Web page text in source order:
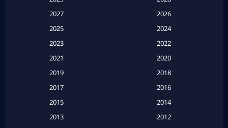
Based on a True Story สร้างจากเรื่องจริง(2)
Based on a True Story เรื่องจริง (20)
2027
2026
2025
2024
2023
2022
2021
2020
2019
2018
2017
2016
2015
2014
2013
2012